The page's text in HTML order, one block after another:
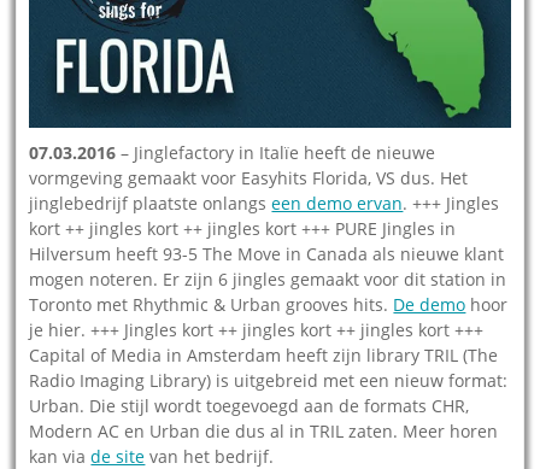
07.03.2016 – Jinglefactory in Italïe heeft de nieuwe
vormgeving gemaakt voor Easyhits Florida, VS dus. Het
jinglebedrijf plaatste onlangseen demo ervan. +++ Jingles
kort ++ jingles kort ++ jingles kort +++ PURE Jingles in
Hilversum heeft 93-5 The Move in Canada als nieuwe klant
mogen noteren. Er zijn 6 jingles gemaakt voor dit station in
Toronto met Rhythmic & Urban grooves hits. De demo hoor
je hier. +++ Jingles kort ++ jingles kort ++ jingles kort +++
Capital of Media in Amsterdam heeft zijn library TRIL (The
Radio Imaging Library) is uitgebreid met een nieuw format:
Urban. Die stijl wordt toegevoegd aan de formats CHR,
Modern AC en Urban die dus al in TRIL zaten. Meer horen
kan viade site van het bedrijf.